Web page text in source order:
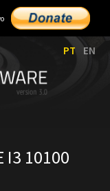
PT EN
I3 10100